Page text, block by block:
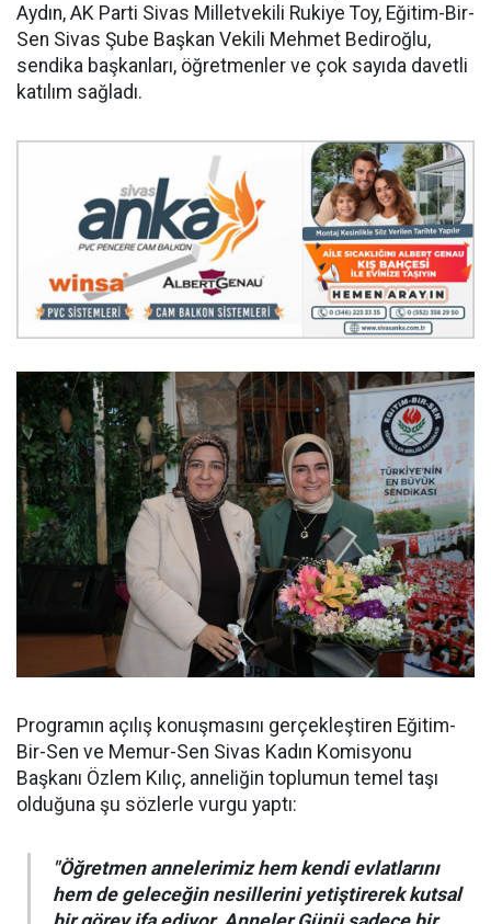
Aydın, AK Parti Sivas Milletvekili Rukiye Toy, Eğitim-Bir-
Sen Sivas Şube Başkan Vekili Mehmet Bediroğlu,
sendika başkanları, öğretmenler ve çok sayıda davetli
katılım sağladı.
Programın açılış konuşmasını gerçekleştiren Eğitim-
Bir-Sen ve Memur-Sen Sivas Kadın Komisyonu
Başkanı Özlem Kılıç, anneliğin toplumun temel taşı
olduğuna şu sözlerle vurgu yaptı:
"Öğretmen annelerimiz hem kendi evlatlarını
hem de geleceğin nesillerini yetiştirerek kutsal